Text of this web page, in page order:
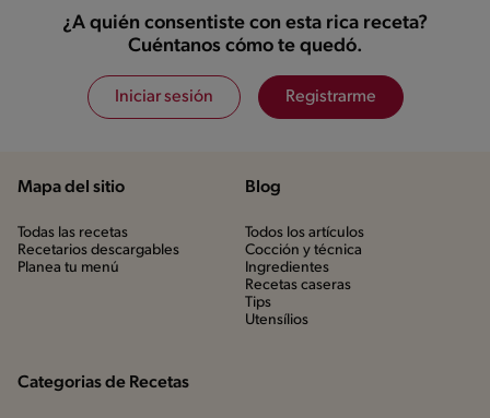
¿A quién consentiste con esta rica receta?
Cuéntanos cómo te quedó.
Iniciar sesión Registrarme
Mapa del sitio
Todas las recetas
Recetarios descargables
Planea tu menú
Blog
Todos los artículos
Cocción y técnica
Ingredientes
Recetas caseras
Tips
Utensílios
Categorias de Recetas